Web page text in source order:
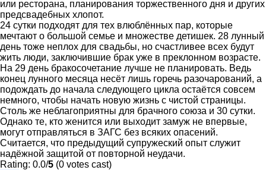
или ресторана, планирования торжественного дня и других
предсвадебных хлопот.
24 сутки подходят для тех влюблённых пар, которые
мечтают о большой семье и множестве детишек. 28 лунный
день тоже неплох для свадьбы, но счастливее всех будут
жить люди, заключившие брак уже в преклонном возрасте.
На 29 день бракосочетание лучше не планировать. Ведь
конец лунного месяца несёт лишь горечь разочарований, а
подождать до начала следующего цикла остаётся совсем
немного, чтобы начать новую жизнь с чистой страницы.
Столь же неблагоприятны для брачного союза и 30 сутки.
Однако те, кто женится или выходит замуж не впервые,
могут отправляться в ЗАГС без всяких опасений.
Считается, что предыдущий супружеский опыт служит
надёжной защитой от повторной неудачи.
Rating: 0.0/5 (0 votes cast)